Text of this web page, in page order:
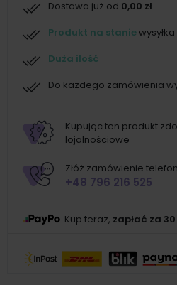
Dostawa już od 0,00 zł
Produkt na staniewysyłka
Duża ilość
Do każdego zamówienia
Kupując ten produkt
lojalnościowe
Złóż zamówienie
+48 796 216 525
Kup teraz, zapłać za